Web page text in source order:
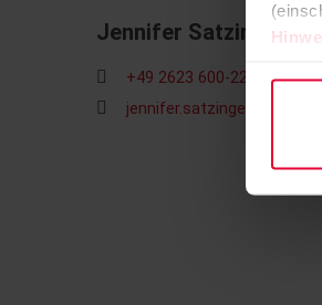
Jennifer Satzinger
+49 2623 600-229